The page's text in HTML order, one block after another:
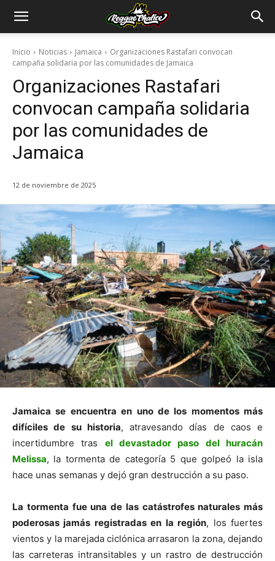
Inicio Noticias Jamaica
Organizaciones Rastafari convocan
campaña solidaria por las comunidades de Jamaica
Organizaciones Rastafari
convocan campaña solidaria
por las comunidades de
Jamaica
12 de noviembre de 2025
Jamaica se encuentra en uno de los momentos más
difíciles de su historia, atravesando días de caos e
incertidumbre tras el devastador paso del huracán
Melissa, la tormenta de categoría 5 que golpeó la isla
hace unas semanas y dejó gran destrucción a su paso.
La tormenta fue una de las catástrofes naturales más
poderosas jamás registradas en la región, los fuertes
vientos y la marejada ciclónica arrasaron la zona, dejando
las carreteras intransitables y un rastro de destrucción